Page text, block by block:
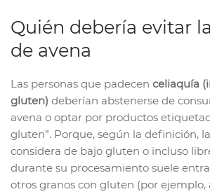
Quién debería evitar
de avena
Las personas que padecen celiaquía
gluten) deberían abstenerse de
avena o optar por productos
gluten”. Porque, según la definición,
considera de bajo gluten o incluso
durante su procesamiento suele
otros granos con gluten (por ejemplo,